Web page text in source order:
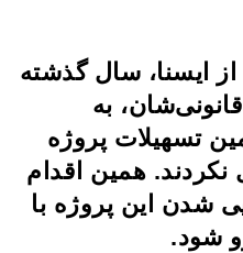
ایسنا، سال گذشته
به
تسهیلات پروژه
همین اقدام
شدن این پروژه با
شود.